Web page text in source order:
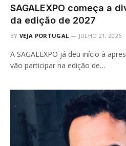
SAGALEXPO começa a
da edição de 2027
BY VEJA PORTUGAL JULHO 21, 2026
A SAGALEXPO já deu início à
vão participar na edição de…